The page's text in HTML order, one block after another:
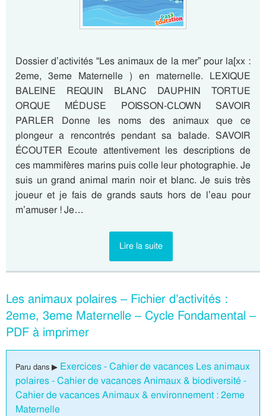
Dossier d’activités “Les animaux de la mer” pour la[xx :
2eme, 3eme Maternelle ) en maternelle. LEXIQUE
BALEINE REQUIN BLANC DAUPHIN TORTUE
ORQUE MÉDUSE POISSON-CLOWN SAVOIR
PARLER Donne les noms des animaux que ce
plongeur a rencontrés pendant sa balade. SAVOIR
ÉCOUTER Ecoute attentivement les descriptions de
ces mammifères marins puis colle leur photographie. Je
suis un grand animal marin noir et blanc. Je suis très
joueur et je fais de grands sauts hors de l’eau pour
m’amuser ! Je…
Lire la suite
Les animaux polaires – Fichier d’activités :
2eme, 3eme Maternelle – Cycle Fondamental –
PDF à imprimer
Paru dans ▶ Exercices - Cahier de vacances Les animaux
polaires - Cahier de vacances Animaux & biodiversité -
Cahier de vacances Animaux & environnement : 2eme
Maternelle